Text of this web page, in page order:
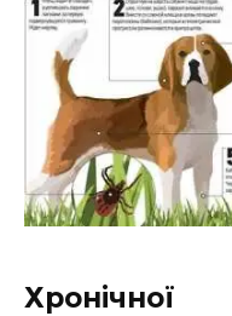
Хронічної